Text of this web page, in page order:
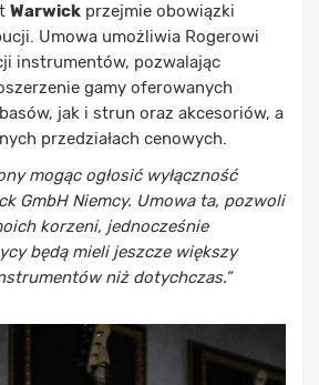
Warwick przejmie obowiązki
Umowa umożliwia Rogerowi
instrumentów, pozwalając
gamy oferowanych
jak i strun oraz akcesoriów, a
przedziałach cenowych.
mogąc ogłosić wyłączność
GmbH Niemcy. Umowa ta, pozwoli
korzeni, jednocześnie
będą mieli jeszcze większy
niż dotychczas.”